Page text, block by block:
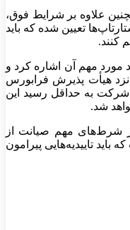
علاوه بر شرایط فوق،
تعیین شده که باید
کنند.
۱۷ گانه به چند مورد مهم آن اشاره کرد و
هیأت پذیرش فرابورس
شرکت به حداقل رسید این
شد.
شرط‌های مهم صیانت از
تاییدیه‌هایی پیرامون